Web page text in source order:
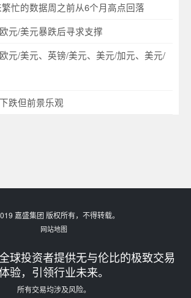
忙的数据周之前从6个月高点回落
元/美元暴跌后寻求支撑
元/美元、英镑/美元、美元/加元、美元/
跌但前景乐观
嘉盛集团 版权所有，不得转载。
网站地图
球投资者提供无与伦比的极致交易
验，引领行业未来。
所有交易均涉及风险。